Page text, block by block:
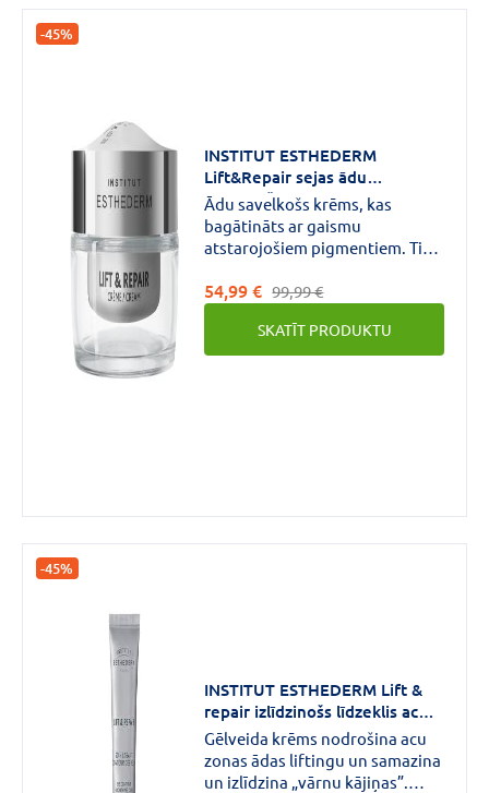
-45%
INSTITUT ESTHEDERM
Lift&Repair sejas ādu
izlīdzinošs krēms 50 ml
Ādu savelkošs krēms, kas
bagātināts ar gaismu
atstarojošiem pigmentiem. Tiek
ovāls nostiprinās. Atjauno ādas
blīvumu un sejas kontūras.
54,99 € 99,99 €
SKATĪT PRODUKTU
-45%
INSTITUT ESTHEDERM Lift &
repair izlīdzinošs līdzeklis acu
zonai 15 ml
Gēlveida krēms nodrošina acu
zonas ādas liftingu un samazina
un izlīdzina „vārnu kājiņas”.